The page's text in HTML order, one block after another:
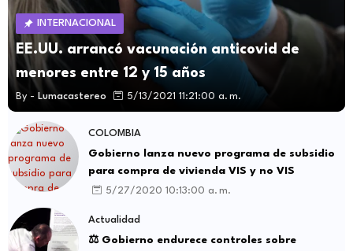
INTERNACIONAL
EE.UU. arrancó vacunación anticovid de
menores entre 12 y 15 años
By - Lumacastereo 5/13/2021 11:21:00 a. m.
COLOMBIA
Gobierno lanza nuevo programa de subsidio
para compra de vivienda VIS y no VIS
5/27/2020 10:13:00 a. m.
Actualidad
⚖️ Gobierno endurece controles sobre